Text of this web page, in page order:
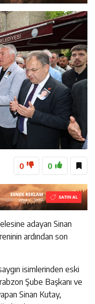
Buluştu
Kişi Vefat Etti
0
0
adayan Sinan
ardından son
isimlerinden eski
Şube Başkanı ve
Sinan Kutay,